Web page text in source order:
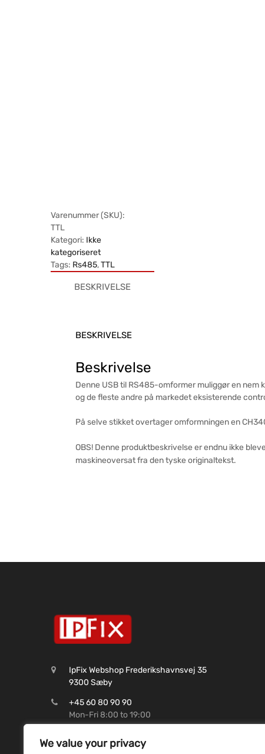
We value your privacy
Varenummer (SKU):
TTL
Kategori: Ikke
kategoriseret
Tags: Rs485,TTL
BESKRIVELSE
BESKRIVELSE
Beskrivelse
Denne USB til RS485-omformer muliggør en
og de fleste andre på markedet eksisterende
På selve stikket overtager omformningen en
OBS! Denne produktbeskrivelse er endnu ikke
maskineoversat fra den tyske originaltekst.
IpFix Webshop Frederikshavnsvej 35
9300 Sæby
+45 60 80 90 90
Mon-Fri 8:00 to 19:00